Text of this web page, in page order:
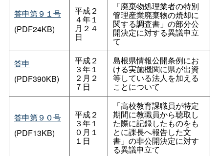
答申第９１号
(PDF24KB)
平成２
４年１
月２４
日
「廃棄物処理業者の特別
管理産業廃棄物の焼却に
関する調査書」の部分公
開決定に対する異議申立
て
答申
(PDF390KB)
平成２
３年１
２月２
７日
島根県情報公開条例にお
ける実施機関に県が出資
等している法人を加える
ことについて
答申第９０号
(PDF13KB)
平成２
３年１
０月１
１日
「高校教育課職員が特定
期間に教職員から聴取し
た際に記録したものをも
とに課長へ報告した文
書」の非公開決定に対す
る異議申立て